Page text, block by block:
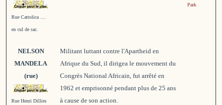
Rue Cattolica ....
en cul de sac.
Park
NELSON
MANDELA
(rue)
Rue Henri Dillies
Militant luttant contre l'Apartheid en
Afrique du Sud, il dirigea le mouvement du
Congrès National Africain, fut arrêté en
1962 et emprisonné pendant plus de 25 ans
à cause de son action.